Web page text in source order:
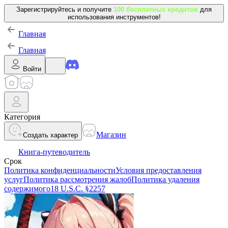
Зарегистрируйтесь и получите 100 бесплатных кредитов для
использования инструментов!
Главная
Главная
Войти
Категория
Создать характер
Магазин
Книга-путеводитель
Срок
Политика конфиденциальностиУсловия предоставления
услугПолитика рассмотрения жалобПолитика удаления
содержимого18 U.S.C. §2257